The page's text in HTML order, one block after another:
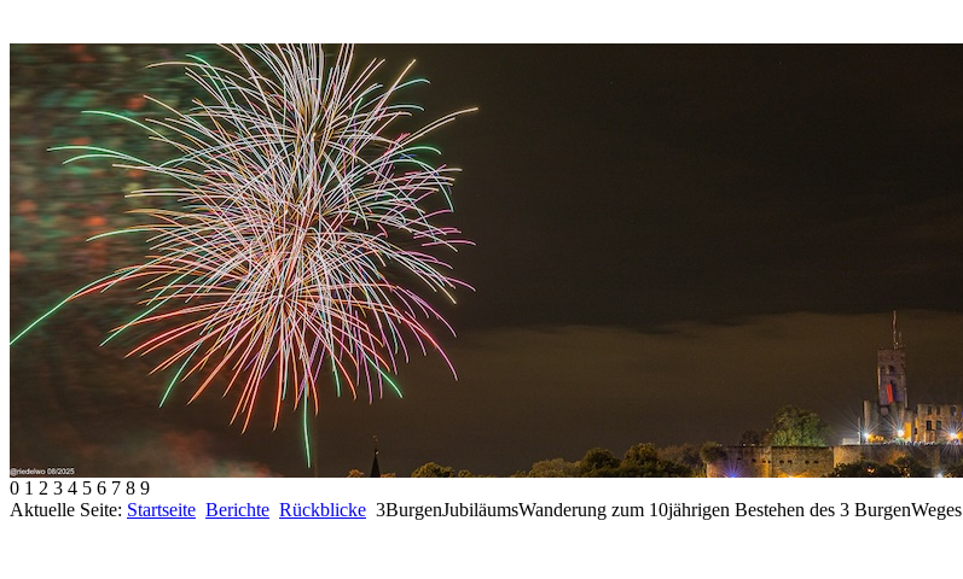
0 1 2 3 4 5 6 7 8 9
Aktuelle Seite: Startseite Berichte Rückblicke 3BurgenJubiläumsWanderung zum 10jährigen Bestehen des 3 BurgenWeges